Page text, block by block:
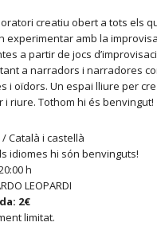
creatiu obert a tots els
experimentar amb la
a partir de jocs
a narradors i narradores
i oïdors. Un espai lliure per
i riure. Tothom hi és benvingut!
Català i castellà
idiomes hi són benvinguts!
h
LEOPARDI
2€
limitat.